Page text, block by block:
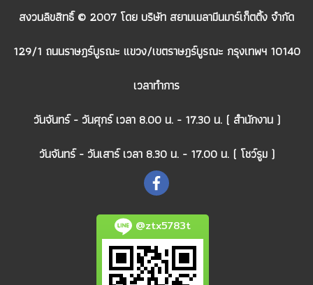
สงวนลิขสิทธิ์ © 2007 โดย บริษัท สยามเมลามีนมาร์เก็ตติ้ง จำกัด
129/1 ถนนราษฎร์บูรณะ แขวง/เขตราษฎร์บูรณะ กรุงเทพฯ 10140
เวลาทำการ
วันจันทร์ - วันศุกร์ เวลา 8.00 น. - 17.30 น. ( สำนักงาน )
วันจันทร์ - วันเสาร์ เวลา 8.30 น. - 17.00 น. ( โชว์รูม )
@ztx5783t